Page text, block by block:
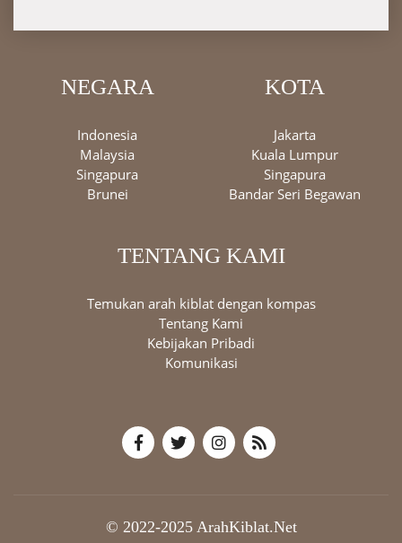
NEGARA
Indonesia
Malaysia
Singapura
Brunei
KOTA
Jakarta
Kuala Lumpur
Singapura
Bandar Seri Begawan
TENTANG KAMI
Temukan arah kiblat dengan kompas
Tentang Kami
Kebijakan Pribadi
Komunikasi
© 2022-2025 ArahKiblat.Net